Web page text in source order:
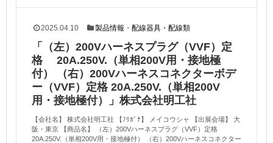
2025.04.10 製品情報 ・配線器具・配線類
「（左）200Vハーネスプラグ（VVF）定
格 20A.250V.（単相200V用・接地極
付） （右）200Vハーネスコネクターボデ
ー（VVF）定格 20A.250V.（単相200V
用・接地極付）」株式会社明工社
【会社名】 株式会社明工社 【ﾌﾘｶﾞﾅ】 メイコウシャ 【出展会場】 大
阪・東京 【商品名】 （左）200Vハーネスプラグ（VVF）定格
20A.250V.（単相200V用・接地極付） （右）200Vハーネスコネクター